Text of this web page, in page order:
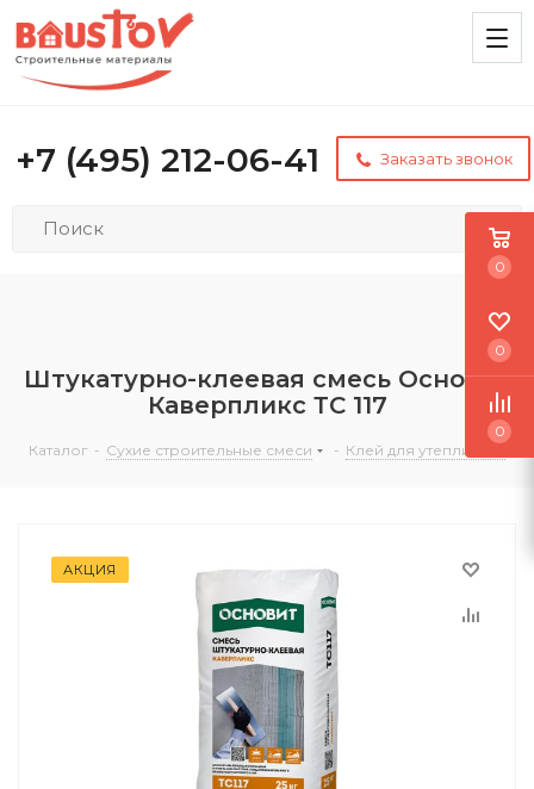
+7 (495) 212-06-41 Заказать звонок
Штукатурно-клеевая смесь Основит
Каверпликс ТС 117
Каталог - Сухие строительные смеси - Клей для утеплителя
АКЦИЯ
0
0
0